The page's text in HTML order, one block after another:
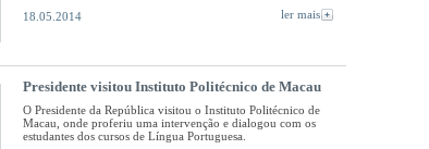
18.05.2014
ler mais
Presidente visitou Instituto Politécnico de Macau
O Presidente da República visitou o Instituto Politécnico de
Macau, onde proferiu uma intervenção e dialogou com os
estudantes dos cursos de Língua Portuguesa.